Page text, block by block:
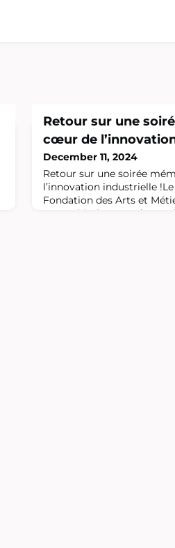
Retour sur une
cœur de
December 11, 2024
Retour sur une soirée
l’innovation industrielle
Fondation des Arts et
avec Initiative Grandes